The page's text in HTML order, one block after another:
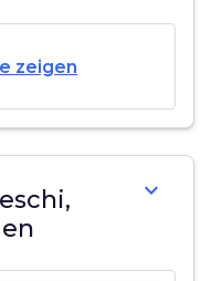
zeigen
expand_more